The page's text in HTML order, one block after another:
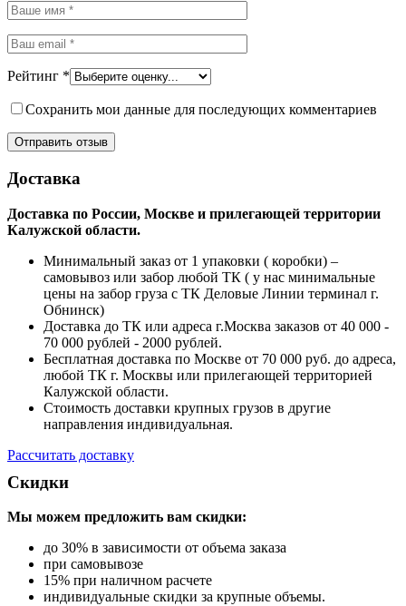
Рейтинг *
Сохранить мои данные для последующих комментариев
Доставка
Доставка по России, Москве и прилегающей территории
Калужской области.
Минимальный заказ от 1 упаковки ( коробки) –
самовывоз или забор любой ТК ( у нас минимальные
цены на забор груза с ТК Деловые Линии терминал г.
Обнинск)
Доставка до ТК или адреса г.Москва заказов от 40 000 -
70 000 рублей - 2000 рублей.
Бесплатная доставка по Москве от 70 000 руб. до адреса,
любой ТК г. Москвы или прилегающей территорией
Калужской области.
Стоимость доставки крупных грузов в другие
направления индивидуальная.
Рассчитать доставку
Скидки
Мы можем предложить вам скидки:
до 30% в зависимости от объема заказа
при самовывозе
15% при наличном расчете
индивидуальные скидки за крупные объемы.